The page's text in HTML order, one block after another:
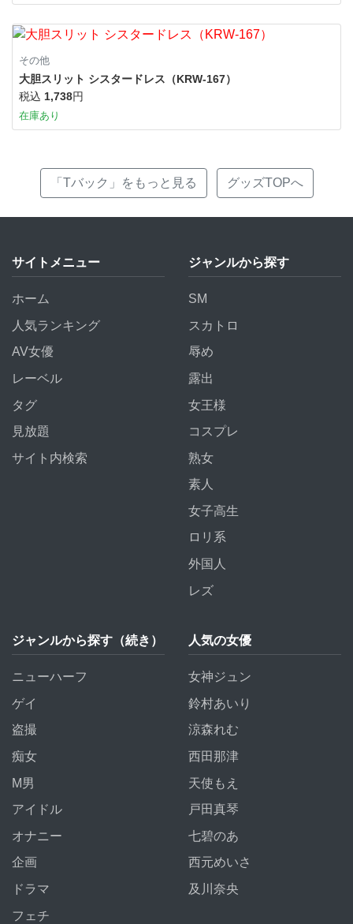
その他
大胆スリット シスタードレス（KRW-167）
税込 1,738円
在庫あり
「Tバック」をもっと見る グッズTOPへ
サイトメニュー
ホーム
人気ランキング
AV女優
レーベル
タグ
見放題
サイト内検索
ジャンルから探す
SM
スカトロ
辱め
露出
女王様
コスプレ
熟女
素人
女子高生
ロリ系
外国人
レズ
ジャンルから探す（続き）
ニューハーフ
ゲイ
盗撮
痴女
M男
アイドル
オナニー
企画
ドラマ
フェチ
人気の女優
女神ジュン
鈴村あいり
涼森れむ
西田那津
天使もえ
戸田真琴
七碧のあ
西元めいさ
及川奈央